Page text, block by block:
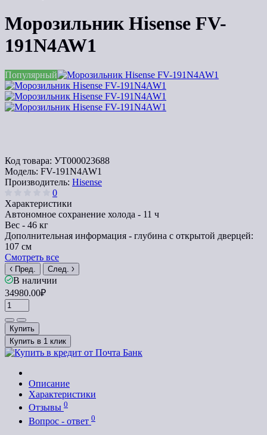
Морозильник Hisense FV-
191N4AW1
Популярный
Код товара: УТ000023688
Модель: FV-191N4AW1
Производитель: Hisense
0
Характеристики
Автономное сохранение холода - 11 ч
Вес - 46 кг
Дополнительная информация - глубина с открытой дверцей:
107 см
Смотреть все
Пред. След.
В наличии
34980.00₽
Купить
Купить в 1 клик
Описание
Характеристики
Отзывы 0
Вопрос - ответ 0